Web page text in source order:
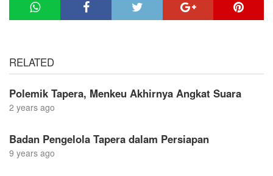
RELATED
Polemik Tapera, Menkeu Akhirnya Angkat Suara
2 years ago
Badan Pengelola Tapera dalam Persiapan
9 years ago